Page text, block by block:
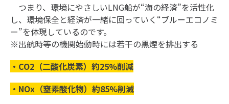
つまり、環境にやさしいLNG船が“海の経済”を活性化
し、環境保全と経済が一緒に回っていく“ブルーエコノミ
ー”を体現しているのです。
※出航時等の機関始動時には若干の黒煙を排出する
・CO2（二酸化炭素）約25%削減
・NOx（窒素酸化物）約85%削減